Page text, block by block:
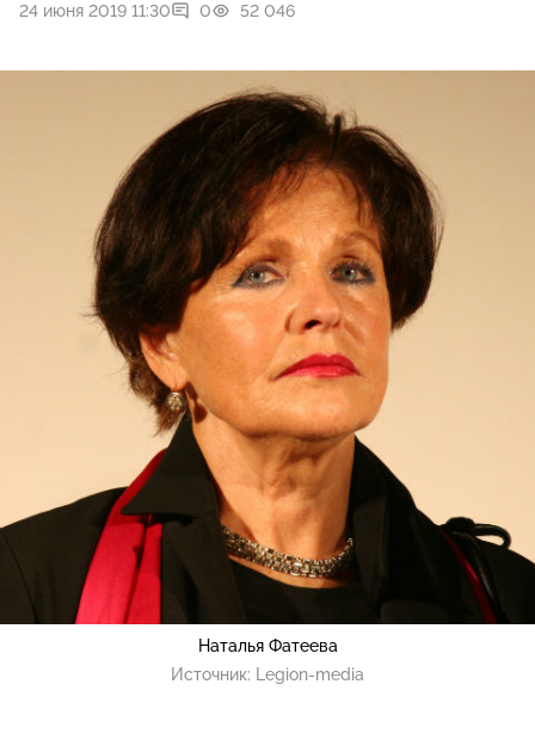
24 июня 2019 11:30 0 52 046
Наталья Фатеева
Источник:
Legion-media